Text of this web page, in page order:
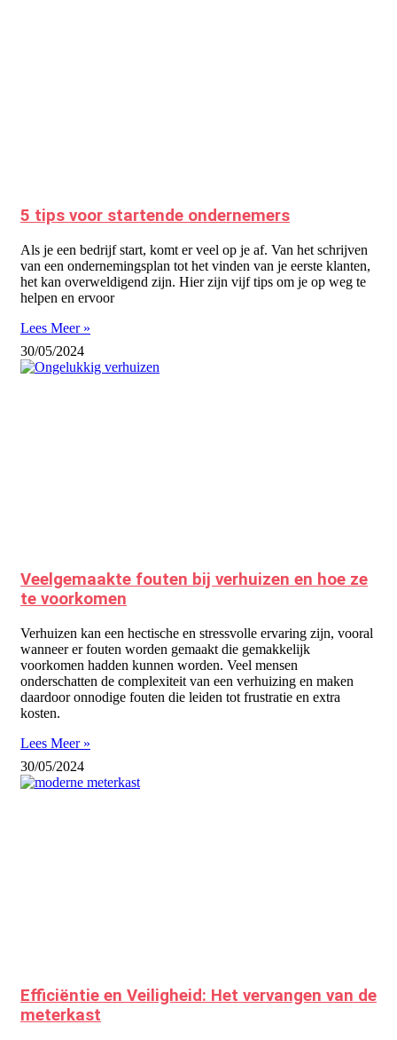
5 tips voor startende ondernemers
Als je een bedrijf start, komt er veel op je af. Van het schrijven
van een ondernemingsplan tot het vinden van je eerste klanten,
het kan overweldigend zijn. Hier zijn vijf tips om je op weg te
helpen en ervoor
Lees Meer »
30/05/2024
Veelgemaakte fouten bij verhuizen en hoe ze
te voorkomen
Verhuizen kan een hectische en stressvolle ervaring zijn, vooral
wanneer er fouten worden gemaakt die gemakkelijk
voorkomen hadden kunnen worden. Veel mensen
onderschatten de complexiteit van een verhuizing en maken
daardoor onnodige fouten die leiden tot frustratie en extra
kosten.
Lees Meer »
30/05/2024
Efficiëntie en Veiligheid: Het vervangen van de
meterkast